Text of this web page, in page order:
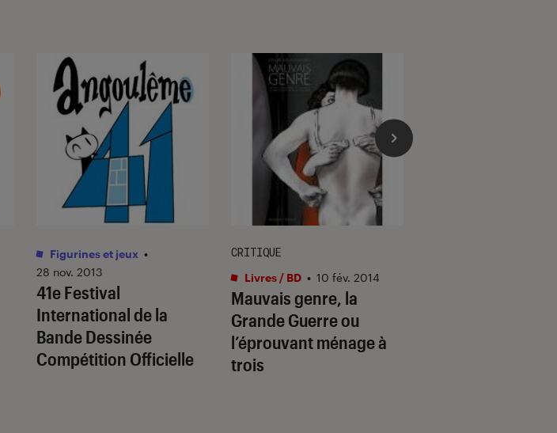
41e Festival
International de la
Bande Dessinée
Compétition Officielle
Figurines et jeux •
28 nov. 2013
Mauvais genre, la
Grande Guerre ou
l’éprouvant ménage à
trois
CRITIQUE
Livres / BD • 10 fév. 2014